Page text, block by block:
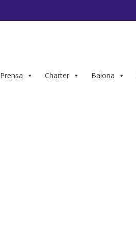
Prensa Charter Baiona